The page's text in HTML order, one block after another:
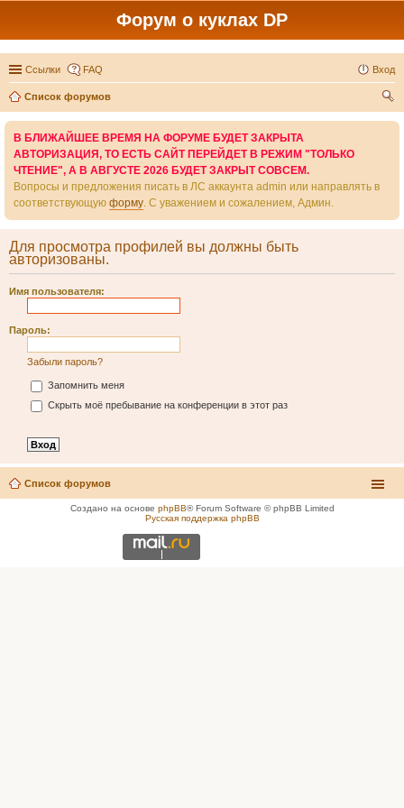
Форум о куклах DP
Ссылки FAQ Вход
Список форумов
В БЛИЖАЙШЕЕ ВРЕМЯ НА ФОРУМЕ БУДЕТ ЗАКРЫТА
АВТОРИЗАЦИЯ, ТО ЕСТЬ САЙТ ПЕРЕЙДЕТ В РЕЖИМ "ТОЛЬКО
ЧТЕНИЕ", А В АВГУСТЕ 2026 БУДЕТ ЗАКРЫТ СОВСЕМ.
Вопросы и предложения писать в ЛС аккаунта admin или направлять в
соответствующую форму. С уважением и сожалением, Админ.
Для просмотра профилей вы должны быть
авторизованы.
Имя пользователя:
Пароль:
Забыли пароль?
Запомнить меня
Скрыть моё пребывание на конференции в этот раз
Список форумов
Создано на основе phpBB® Forum Software © phpBB Limited
Русская поддержка phpBB